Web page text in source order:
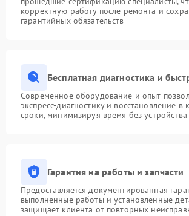
корректную работу после ремонта и
гарантийных обязательств
Бесплатная диагностика и
Современное оборудование и опыт
экспресс-диагностику и восстановление в
сроки, минимизируя время без устройства
Гарантия на работы и запчасти
Предоставляется документированная
выполненные работы и установленные
защищает клиента от повторных